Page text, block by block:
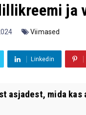
ja
Viimased
Linkedin
mida kas